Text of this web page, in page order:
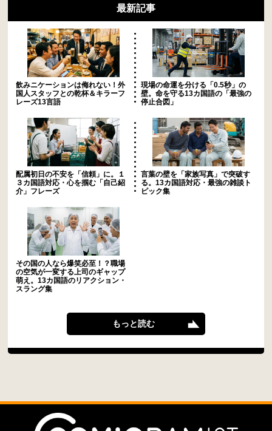
最新記事
飲みニケーションは侮れない！外
国人スタッフとの乾杯＆キラーフ
レーズ13言語
現場の命運を分ける「0.5秒」の
壁。命を守る13カ国語の「最強の
停止合図」
配属初日の不安を「信頼」に。１
３カ国語対応・心を掴む「自己紹
介」フレーズ
言葉の壁を「家族写真」で突破す
る。13カ国語対応・最強の雑談ト
ピック集
その国の人なら爆笑必至！？職場
の空気が一変する上司のギャップ
萌え。13カ国語のリアクション・
スラング集
もっと読む